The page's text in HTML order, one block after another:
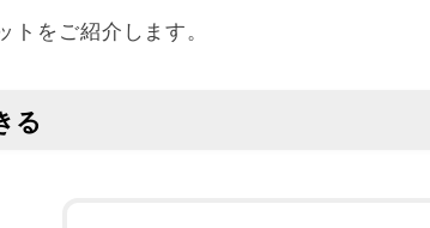
をご紹介します。
る